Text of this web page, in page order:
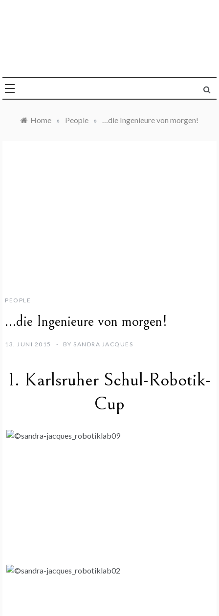
Home » People » …die Ingenieure von morgen!
PEOPLE
…die Ingenieure von morgen!
13. JUNI 2015 BY SANDRA JACQUES
1. Karlsruher Schul-Robotik-
Cup